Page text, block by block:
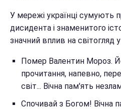
У мережі українці сумують
дисидента і знаменитого
значний вплив на світогляд
Помер Валентин Мороз.
прочитання, напевно,
світ... Вічна пам'ять
Спочивай з Богом! Вічна